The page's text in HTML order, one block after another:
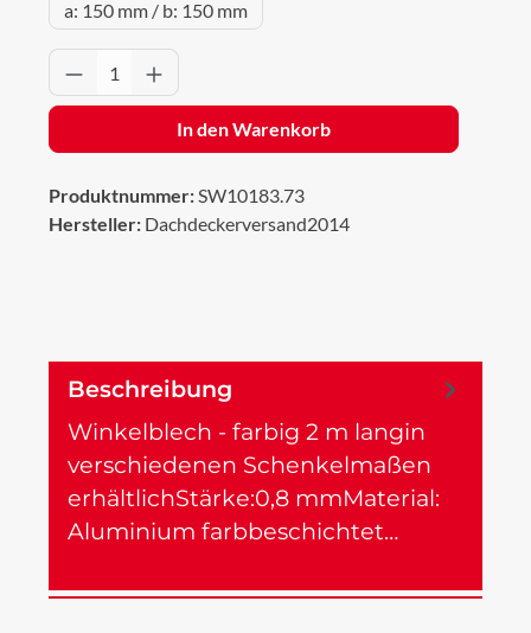
a: 150 mm / b: 150 mm
Produkt Anzahl: Gib den gewünschten
In den Warenkorb
Produktnummer:SW10183.73
Hersteller: Dachdeckerversand2014
Beschreibung
Winkelblech - farbig 2 m langin
verschiedenen Schenkelmaßen
erhältlichStärke:0,8 mmMaterial:
Aluminium farbbeschichtet…